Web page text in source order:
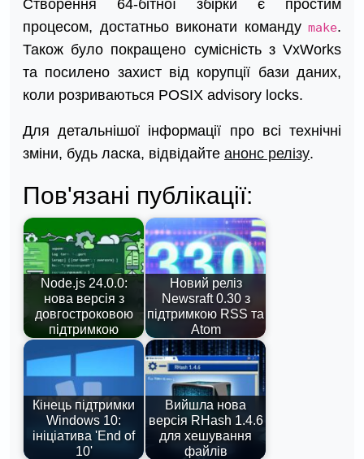
Створення 64-бітної збірки є простим
процесом, достатньо виконати команду make.
Також було покращено сумісність з VxWorks
та посилено захист від корупції бази даних,
коли розриваються POSIX advisory locks.
Для детальнішої інформації про всі технічні
зміни, будь ласка, відвідайте анонс релізу.
Пов'язані публікації:
Node.js 24.0.0:
нова версія з
довгостроковою
підтримкою
Новий реліз
Newsraft 0.30 з
підтримкою RSS та
Atom
Кінець підтримки
Windows 10:
ініціатива 'End of
10'
Вийшла нова
версія RHash 1.4.6
для хешування
файлів